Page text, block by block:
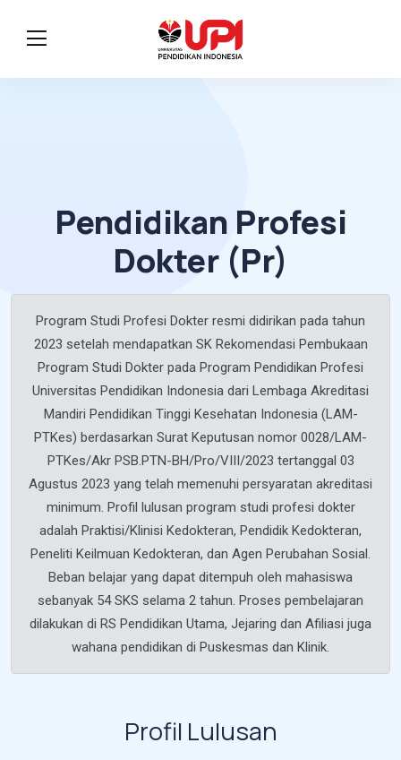
Pendidikan Profesi
Dokter (Pr)
Program Studi Profesi Dokter resmi didirikan pada tahun
2023 setelah mendapatkan SK Rekomendasi Pembukaan
Program Studi Dokter pada Program Pendidikan Profesi
Universitas Pendidikan Indonesia dari Lembaga Akreditasi
Mandiri Pendidikan Tinggi Kesehatan Indonesia (LAM-
PTKes) berdasarkan Surat Keputusan nomor 0028/LAM-
PTKes/Akr PSB.PTN-BH/Pro/VIII/2023 tertanggal 03
Agustus 2023 yang telah memenuhi persyaratan akreditasi
minimum. Profil lulusan program studi profesi dokter
adalah Praktisi/Klinisi Kedokteran, Pendidik Kedokteran,
Peneliti Keilmuan Kedokteran, dan Agen Perubahan Sosial.
Beban belajar yang dapat ditempuh oleh mahasiswa
sebanyak 54 SKS selama 2 tahun. Proses pembelajaran
dilakukan di RS Pendidikan Utama, Jejaring dan Afiliasi juga
wahana pendidikan di Puskesmas dan Klinik.
Profil Lulusan